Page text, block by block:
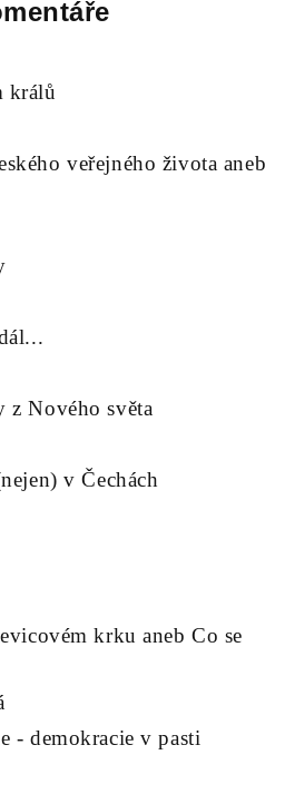
králů
veřejného života aneb
z Nového světa
v Čechách
krku aneb Co se
- demokracie v pasti